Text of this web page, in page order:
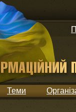
Теми